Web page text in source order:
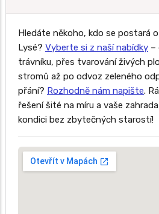
Hledáte někoho, kdo se postará
Lysé? Vyberte si z naší nabídky –
trávníku, přes tvarování živých
stromů až po odvoz zeleného
přání? Rozhodně nám napište.
řešení šité na míru a vaše
kondici bez zbytečných starostí!